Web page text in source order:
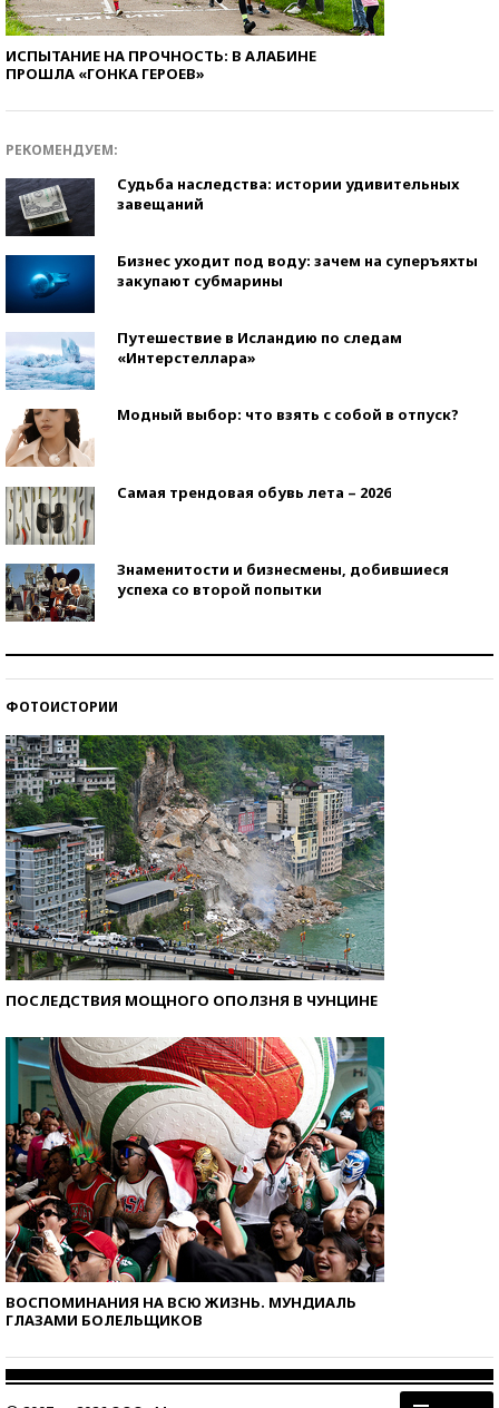
ИСПЫТАНИЕ НА ПРОЧНОСТЬ: В АЛАБИНЕ
ПРОШЛА «ГОНКА ГЕРОЕВ»
РЕКОМЕНДУЕМ:
Судьба наследства: истории удивительных
завещаний
Бизнес уходит под воду: зачем на суперъяхты
закупают субмарины
Путешествие в Исландию по следам
«Интерстеллара»
Модный выбор: что взять с собой в отпуск?
Самая трендовая обувь лета – 2026
Знаменитости и бизнесмены, добившиеся
успеха со второй попытки
ФОТОИСТОРИИ
ПОСЛЕДСТВИЯ МОЩНОГО ОПОЛЗНЯ В ЧУНЦИНЕ
ВОСПОМИНАНИЯ НА ВСЮ ЖИЗНЬ. МУНДИАЛЬ
ГЛАЗАМИ БОЛЕЛЬЩИКОВ